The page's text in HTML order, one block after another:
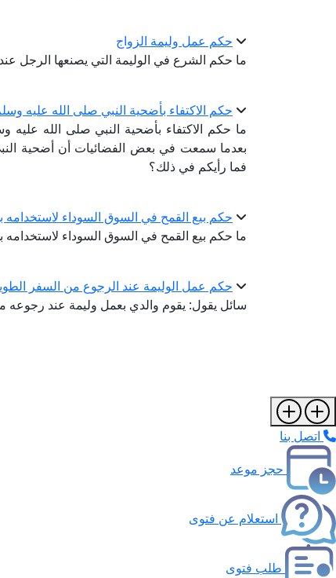
حكم عمل وليمة الزواج
ما حكم الشرع في الوليمة التي يصنعها الرجل
حكم الاكتفاء بأضحية النبي صلى الله عليه
ما حكم الاكتفاء بأضحية النبي صلى الله
بعدما سمعت في بعض الفضائيات أن أضحية
فما رأيكم في ذلك؟
حكم بيع القمح في السوق السوداء لاستخدامه
ما حكم بيع القمح في السوق السوداء لاستخدامه
حكم عمل الوليمة عند الرجوع من السفر
سائل يقول: يقوم والدي بعمل وليمة عند
اتصل بنا
حجز موعد
استعلام عن فتوى
طلب فتوى